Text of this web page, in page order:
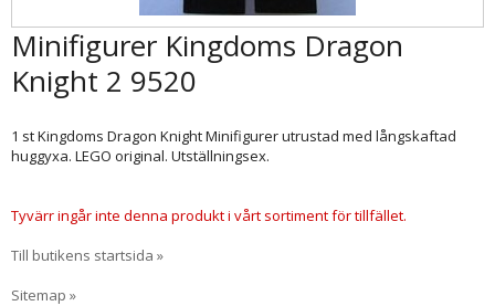
Minifigurer Kingdoms Dragon
Knight 2 9520
1 st Kingdoms Dragon Knight Minifigurer utrustad med långskaftad
huggyxa. LEGO original. Utställningsex.
Tyvärr ingår inte denna produkt i vårt sortiment för tillfället.
Till butikens startsida »
Sitemap »